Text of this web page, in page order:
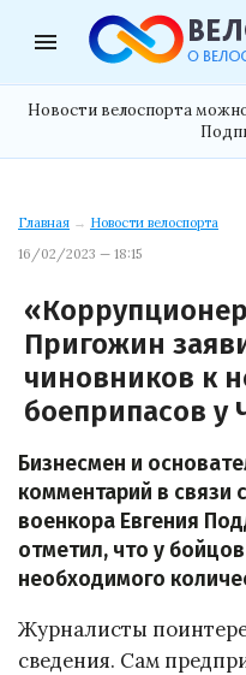
menu
Новости велоспорта
Главная → Новости велоспорта
16/02/2023 — 18:15
Пригожин
чиновников к
боеприпасов у
Бизнесмен и
комментарий в связи
военкора Евгения
отметил, что у
необходимого
Журналисты
сведения. Сам